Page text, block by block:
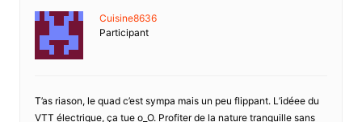
Cuisine8636
Participant
T’as riason, le quad c’est sympa mais un peu flippant. L’idéee du
VTT électrique, ça tue o_O. Profiter de la nature tranquille sans